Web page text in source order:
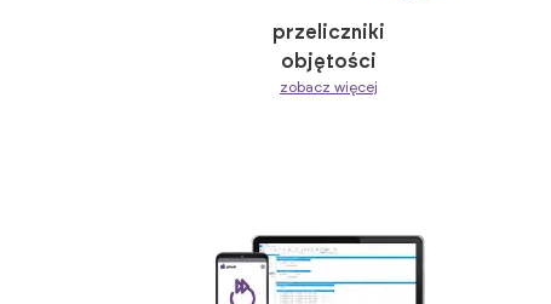
przeliczniki
objętości
zobacz więcej